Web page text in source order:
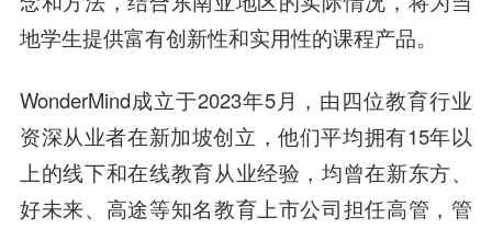
地学生提供富有创新性和实用性的课程产品。
WonderMind成立于2023年5月，由四位教育行业
资深从业者在新加坡创立，他们平均拥有15年以
上的线下和在线教育从业经验，均曾在新东方、
好未来、高途等知名教育上市公司担任高管，管